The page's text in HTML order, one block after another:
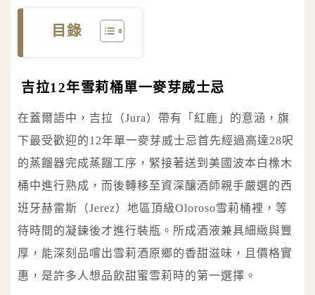
目錄
吉拉12年雪莉桶單一麥芽威士忌
在蓋爾語中，吉拉（Jura）帶有「紅鹿」的意涵，旗
下最受歡迎的12年單一麥芽威士忌首先經過高達28呎
的蒸餾器完成蒸餾工序，緊接著送到美國波本白橡木
桶中進行熟成，而後轉移至資深釀酒師親手嚴選的西
班牙赫雷斯（Jerez）地區頂級Oloroso雪莉桶裡，等
待時間的凝鍊後才進行裝瓶。所成酒液兼具細緻與豐
厚，能深刻品嚐出雪莉酒原鄉的香甜滋味，且價格實
惠，是許多人想品飲甜蜜雪莉時的第一選擇。